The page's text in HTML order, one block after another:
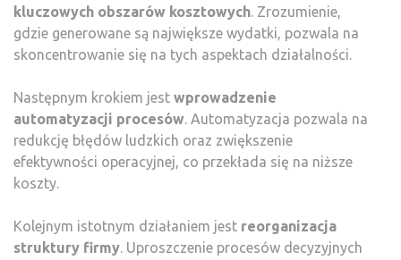
kluczowych obszarów kosztowych. Zrozumienie,
gdzie generowane są największe wydatki, pozwala na
skoncentrowanie się na tych aspektach działalności.
Następnym krokiem jest wprowadzenie
automatyzacji procesów. Automatyzacja pozwala na
redukcję błędów ludzkich oraz zwiększenie
efektywności operacyjnej, co przekłada się na niższe
koszty.
Kolejnym istotnym działaniem jest reorganizacja
struktury firmy. Uproszczenie procesów decyzyjnych